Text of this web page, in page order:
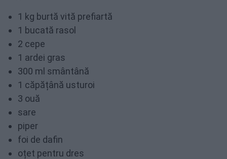
1 kg burtă vită prefiartă
1 bucată rasol
2 cepe
1 ardei gras
300 ml smântână
1 căpățână usturoi
3 ouă
sare
piper
foi de dafin
oțet pentru dres